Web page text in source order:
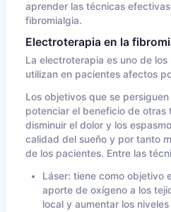
aprender las técnicas
fibromialgia.
Electroterapia en la
La electroterapia es uno de
utilizan en pacientes afectos
Los objetivos que se
potenciar el beneficio de otras
disminuir el dolor y los
calidad del sueño y por tanto
de los pacientes. Entre las
Láser: tiene como objetivo
aporte de oxígeno a los
local y aumentar los